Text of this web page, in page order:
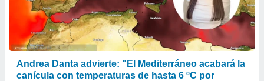
Andrea Danta advierte: "El Mediterráneo acabará la
canícula con temperaturas de hasta 6 ºC por